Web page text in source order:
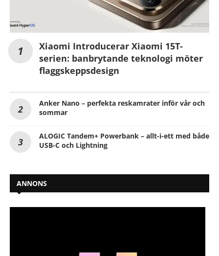
Xiaomi Introducerar Xiaomi 15T-
serien: banbrytande teknologi möter
flaggskeppsdesign
Anker Nano – perfekta reskamrater inför vår och
sommar
ALOGIC Tandem+ Powerbank – allt-i-ett med både
USB-C och Lightning
ANNONS